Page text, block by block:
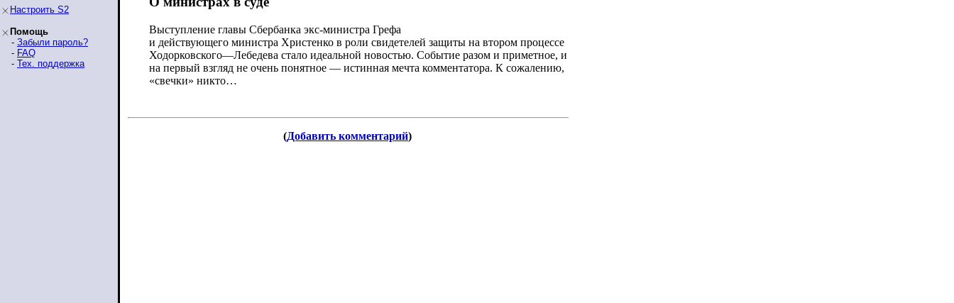
Настроить S2
Помощь
- Забыли пароль?
- FAQ
- Тех. поддержка
Выступление главы Сбербанка экс-министра Грефа
и действующего министра Христенко в роли свидетелей защиты на втором процессе
Ходорковского—Лебедева стало идеальной новостью. Событие разом и приметное, и
на первый взгляд не очень понятное — истинная мечта комментатора. К сожалению,
«свечки» никто…
(Добавить комментарий)